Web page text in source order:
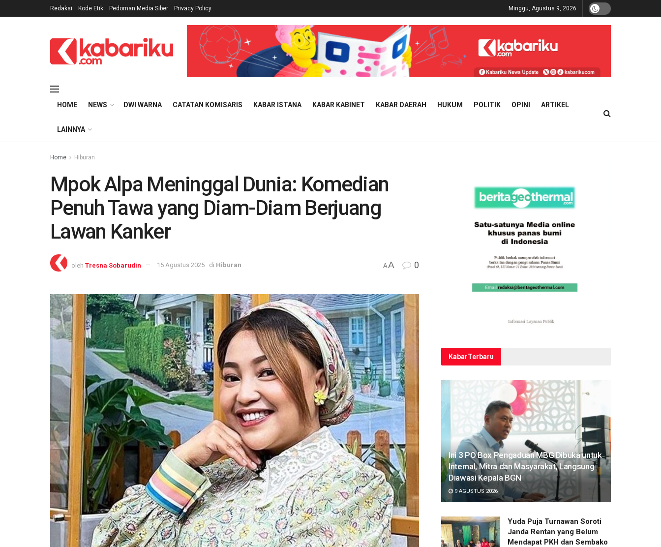
Redaksi Kode Etik Pedoman Media Siber Privacy Policy Minggu, Agustus 9, 2026
HOME NEWS DWI WARNA CATATAN KOMISARIS KABAR ISTANA KABAR KABINET KABAR DAERAH HUKUM POLITIK OPINI ARTIKEL
LAINNYA
Home Hiburan
Mpok Alpa Meninggal Dunia: Komedian
Penuh Tawa yang Diam-Diam Berjuang
Lawan Kanker
oleh Tresna Sobarudin 15 Agustus 2025 di Hiburan AA 0
KabarTerbaru
Ini 3 PO Box Pengaduan MBG Dibuka untuk
Internal, Mitra dan Masyarakat, Langsung
Diawasi Kepala BGN
9 AGUSTUS 2026
Yuda Puja Turnawan Soroti
Janda Rentan yang Belum
Mendapat PKH dan Sembako